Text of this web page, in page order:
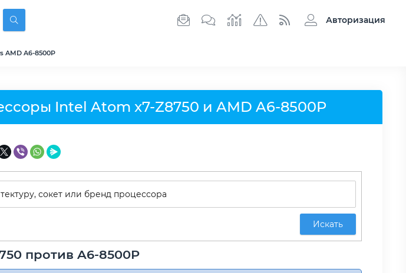
Авторизация
AMD A6-8500P
Intel Atom x7-Z8750 и AMD A6-8500P
Искать
против A6-8500P